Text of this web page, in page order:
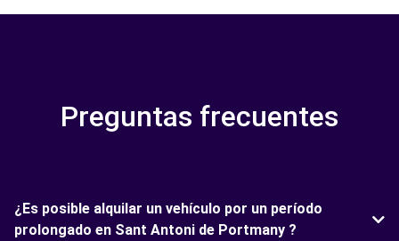
Preguntas frecuentes
¿Es posible alquilar un vehículo por un período
prolongado en Sant Antoni de Portmany ?